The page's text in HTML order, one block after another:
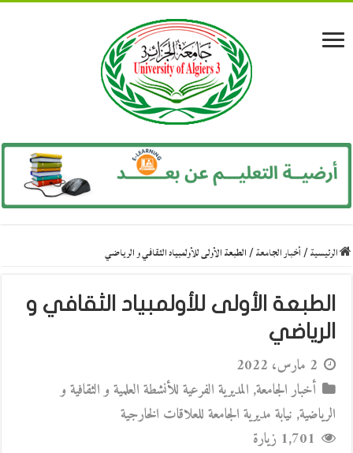
الرئيسية/أخبار الجامعة/الطبعة الأولى للأولمبياد الثقافي و الرياضي
الطبعة الأولى للأولمبياد الثقافي و
الرياضي
2 مارس، 2022
أخبار الجامعة, المديرية الفرعية للأنشطة العلمية و الثقافية و
الرياضية, نيابة مديرية الجامعة للعلاقات الخارجية
1,701 زيارة